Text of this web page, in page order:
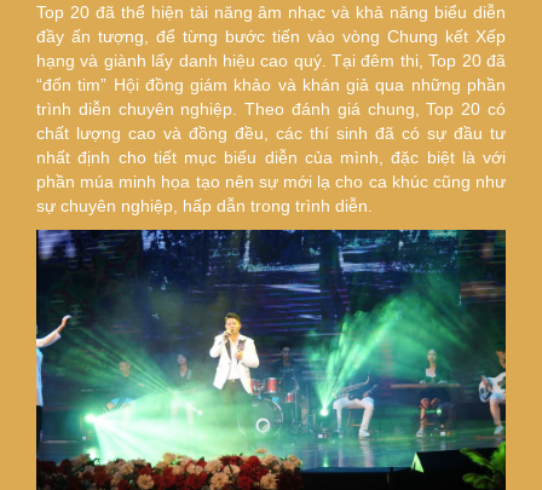
Top 20 đã thể hiện tài năng âm nhạc và khả năng biểu diễn
đầy ấn tượng, để từng bước tiến vào vòng Chung kết Xếp
hạng và giành lấy danh hiệu cao quý. Tại đêm thi, Top 20 đã
“đốn tim” Hội đồng giám khảo và khán giả qua những phần
trình diễn chuyên nghiệp. Theo đánh giá chung, Top 20 có
chất lượng cao và đồng đều, các thí sinh đã có sự đầu tư
nhất định cho tiết mục biểu diễn của mình, đặc biệt là với
phần múa minh họa tạo nên sự mới lạ cho ca khúc cũng như
sự chuyên nghiệp, hấp dẫn trong trình diễn.